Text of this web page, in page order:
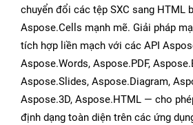
chuyển đổi các tệp SXC sang HTML
Aspose.Cells mạnh mẽ. Giải pháp
tích hợp liền mạch với các API
Aspose.Words, Aspose.PDF,
Aspose.Slides, Aspose.Diagram,
Aspose.3D, Aspose.HTML — cho
định dạng toàn diện trên các ứng